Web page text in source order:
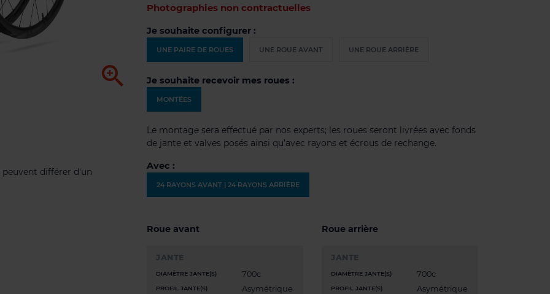

différer d'un
Photographies non contractuelles
Je souhaite configurer :
UNE PAIRE DE ROUES UNE ROUE AVANT UNE ROUE ARRIÈRE
Je souhaite recevoir mes roues :
MONTÉES
Le montage sera effectué par nos experts; les roues seront livrées avec fonds
de jante et valves posés ainsi qu’avec rayons et écrous de rechange.
Avec :
24 RAYONS AVANT | 24 RAYONS ARRIÈRE
Roue avant
JANTE
DIAMÈTRE JANTE(S) 700c
PROFIL JANTE(S) Asymétrique
Roue arrière
JANTE
DIAMÈTRE JANTE(S) 700c
PROFIL JANTE(S) Asymétrique